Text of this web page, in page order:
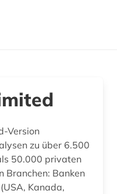
Version
zu über 6.500
50.000 privaten
Branchen: Banken
Kanada,